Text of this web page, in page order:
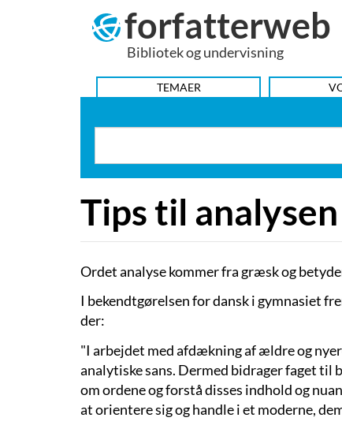
forfatterweb
Bibliotek og undervisning
HOVEDMENU
TEMAER
Tips til analysen
Ordet analyse kommer fra græsk og
I bekendtgørelsen for dansk i gymnasiet
der:
"I arbejdet med afdækning af ældre og
analytiske sans. Dermed bidrager faget til
om ordene og forstå disses indhold og
at orientere sig og handle i et moderne,